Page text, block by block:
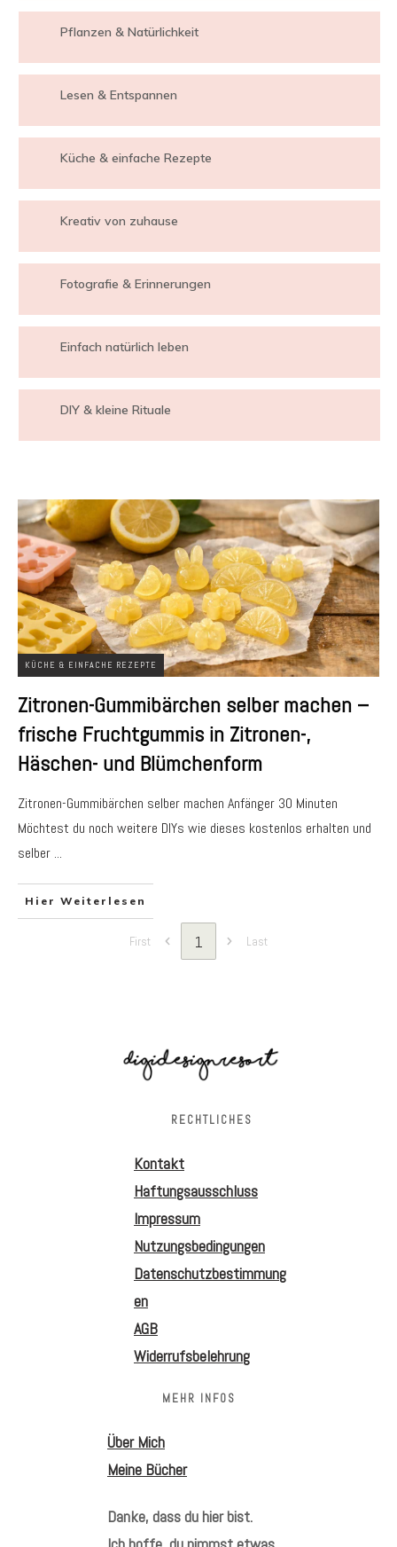
KÜCHE & EINFACHE REZEPTE
Zitronen-Gummibärchen selber machen –
frische Fruchtgummis in Zitronen-,
Häschen- und Blümchenform
Zitronen-Gummibärchen selber machen Anfänger 30 Minuten
Möchtest du noch weitere DIYs wie dieses kostenlos erhalten und
selber ...
Hier Weiterlesen
First 1 Last
Pflanzen & Natürlichkeit
Lesen & Entspannen
Küche & einfache Rezepte
Kreativ von zuhause
Fotografie & Erinnerungen
Einfach natürlich leben
DIY & kleine Rituale
RECHTLICHES
Kontakt
Haftungsausschluss
Impressum
Nutzungsbedingungen
Datenschutzbestimmung
en
AGB
Widerrufsbelehrung
MEHR INFOS
Über Mich
Meine Bücher
Danke, dass du hier bist.